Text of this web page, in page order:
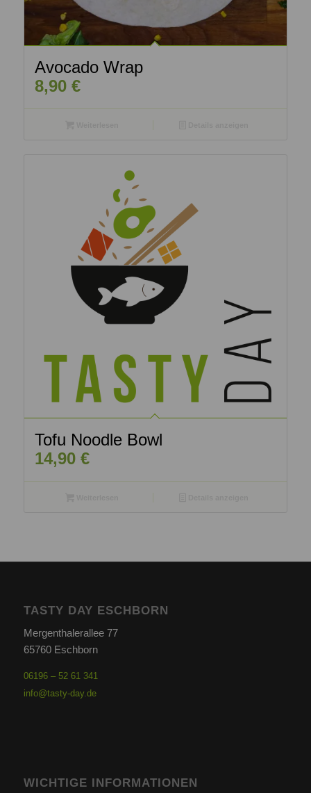
Avocado Wrap
8,90 €
Tofu Noodle Bowl
14,90 €
TASTY DAY ESCHBORN
Mergenthalerallee 77
65760 Eschborn
06196 – 52 61 341
info@tasty-day.de
WICHTIGE INFORMATIONEN